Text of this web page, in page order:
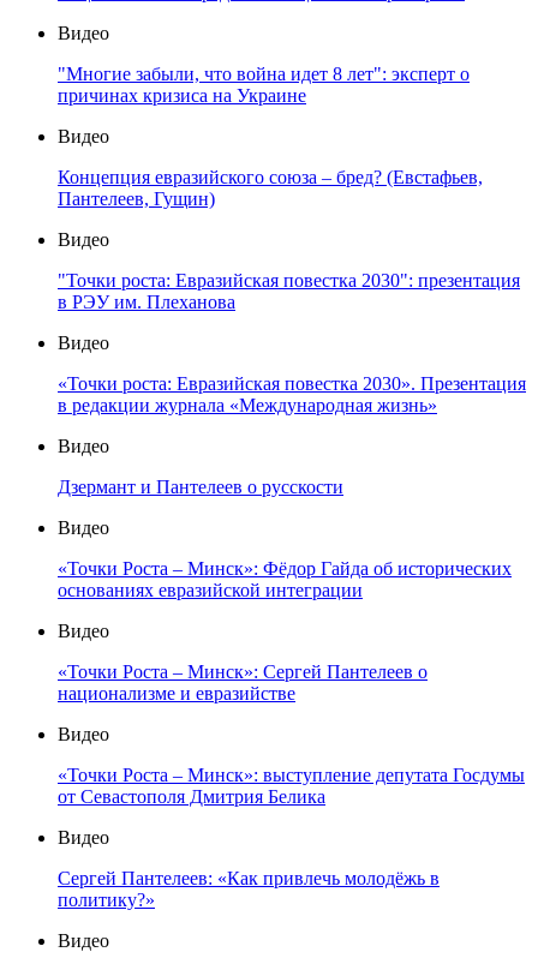
Видео
"Многие забыли, что война идет 8 лет": эксперт о
причинах кризиса на Украине
Видео
Концепция евразийского союза – бред? (Евстафьев,
Пантелеев, Гущин)
Видео
"Точки роста: Евразийская повестка 2030": презентация
в РЭУ им. Плеханова
Видео
«Точки роста: Евразийская повестка 2030». Презентация
в редакции журнала «Международная жизнь»
Видео
Дзермант и Пантелеев о русскости
Видео
«Точки Роста – Минск»: Фёдор Гайда об исторических
основаниях евразийской интеграции
Видео
«Точки Роста – Минск»: Сергей Пантелеев о
национализме и евразийстве
Видео
«Точки Роста – Минск»: выступление депутата Госдумы
от Севастополя Дмитрия Белика
Видео
Сергей Пантелеев: «Как привлечь молодёжь в
политику?»
Видео